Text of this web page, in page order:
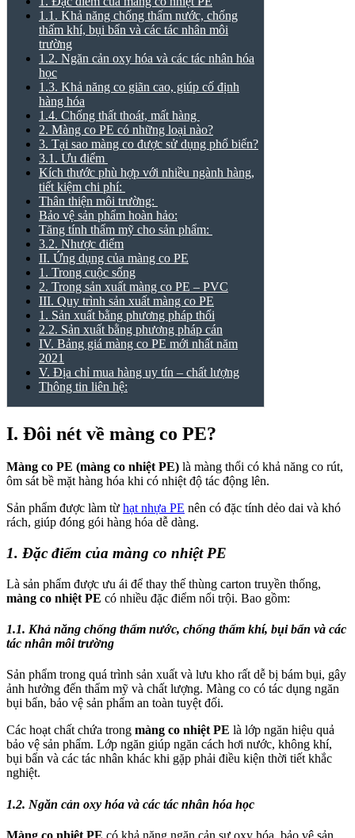
1.1. Khả năng chống thấm nước, chống
thấm khí, bụi bẩn và các tác nhân môi
trường
1.2. Ngăn cản oxy hóa và các tác nhân hóa
học
1.3. Khả năng co giãn cao, giúp cố định
hàng hóa
1.4. Chống thất thoát, mất hàng
2. Màng co PE có những loại nào?
3. Tại sao màng co được sử dụng phổ biến?
3.1. Ưu điểm
Kích thước phù hợp với nhiều ngành hàng,
tiết kiệm chi phí:
Thân thiện môi trường:
Bảo vệ sản phẩm hoàn hảo:
Tăng tính thẩm mỹ cho sản phẩm:
3.2. Nhược điểm
II. Ứng dụng của màng co PE
1. Trong cuộc sống
2. Trong sản xuất màng co PE – PVC
III. Quy trình sản xuất màng co PE
1. Sản xuất bằng phương pháp thổi
2.2. Sản xuất bằng phương pháp cán
IV. Bảng giá màng co PE mới nhất năm
2021
V. Địa chỉ mua hàng uy tín – chất lượng
Thông tin liên hệ:
I. Đôi nét về màng co PE?
Màng co PE (màng co nhiệt PE) là màng thổi có khả năng co rút,
ôm sát bề mặt hàng hóa khi có nhiệt độ tác động lên.
Sản phẩm được làm từ hạt nhựa PE nên có đặc tính dẻo dai và khó
rách, giúp đóng gói hàng hóa dễ dàng.
1. Đặc điểm của màng co nhiệt PE
Là sản phẩm được ưu ái để thay thế thùng carton truyền thống,
màng co nhiệt PE có nhiều đặc điểm nổi trội. Bao gồm:
1.1. Khả năng chống thấm nước, chống thấm khí, bụi bẩn và các
tác nhân môi trường
Sản phẩm trong quá trình sản xuất và lưu kho rất dễ bị bám bụi, gây
ảnh hưởng đến thẩm mỹ và chất lượng. Màng co có tác dụng ngăn
bụi bẩn, bảo vệ sản phẩm an toàn tuyệt đối.
Các hoạt chất chứa trong màng co nhiệt PE là lớp ngăn hiệu quả
bảo vệ sản phẩm. Lớp ngăn giúp ngăn cách hơi nước, không khí,
bụi bẩn và các tác nhân khác khi gặp phải điều kiện thời tiết khắc
nghiệt.
1.2. Ngăn cản oxy hóa và các tác nhân hóa học
Màng co nhiệt PE có khả năng ngăn cản sự oxy hóa, bảo vệ sản